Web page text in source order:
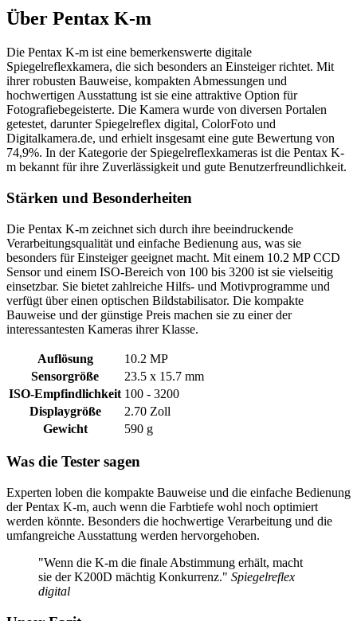
Über Pentax K-m
Die Pentax K-m ist eine bemerkenswerte digitale
Spiegelreflexkamera, die sich besonders an Einsteiger richtet. Mit
ihrer robusten Bauweise, kompakten Abmessungen und
hochwertigen Ausstattung ist sie eine attraktive Option für
Fotografiebegeisterte. Die Kamera wurde von diversen Portalen
getestet, darunter Spiegelreflex digital, ColorFoto und
Digitalkamera.de, und erhielt insgesamt eine gute Bewertung von
74,9%. In der Kategorie der Spiegelreflexkameras ist die Pentax K-
m bekannt für ihre Zuverlässigkeit und gute Benutzerfreundlichkeit.
Stärken und Besonderheiten
Die Pentax K-m zeichnet sich durch ihre beeindruckende
Verarbeitungsqualität und einfache Bedienung aus, was sie
besonders für Einsteiger geeignet macht. Mit einem 10.2 MP CCD
Sensor und einem ISO-Bereich von 100 bis 3200 ist sie vielseitig
einsetzbar. Sie bietet zahlreiche Hilfs- und Motivprogramme und
verfügt über einen optischen Bildstabilisator. Die kompakte
Bauweise und der günstige Preis machen sie zu einer der
interessantesten Kameras ihrer Klasse.
Auflösung
10.2 MP
Sensorgröße
23.5 x 15.7 mm
ISO-Empfindlichkeit 100 - 3200
Displaygröße
2.70 Zoll
Gewicht
590 g
Was die Tester sagen
Experten loben die kompakte Bauweise und die einfache Bedienung
der Pentax K-m, auch wenn die Farbtiefe wohl noch optimiert
werden könnte. Besonders die hochwertige Verarbeitung und die
umfangreiche Ausstattung werden hervorgehoben.
"Wenn die K-m die finale Abstimmung erhält, macht
sie der K200D mächtig Konkurrenz." Spiegelreflex
digital